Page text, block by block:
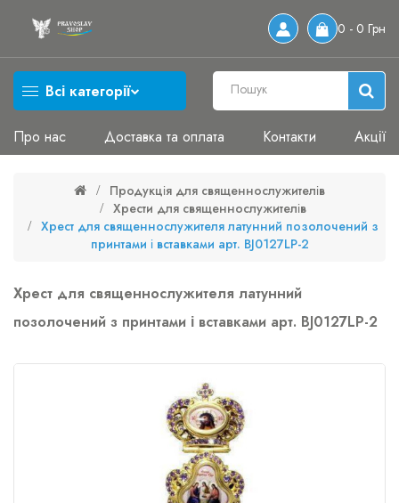
0 - 0 Грн
Всі категорії
Про нас Доставка та оплата Контакти Акції
Продукція для священнослужителів
Хрести для священнослужителів
Хрест для священнослужителя латунний позолочений з
принтами і вставками арт. BJ0127LP-2
Хрест для священнослужителя латунний
позолочений з принтами і вставками арт. BJ0127LP-2